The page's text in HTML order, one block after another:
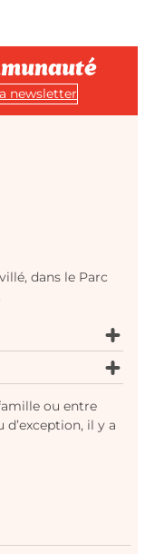
newsletter
dans le Parc
ou entre
il y a